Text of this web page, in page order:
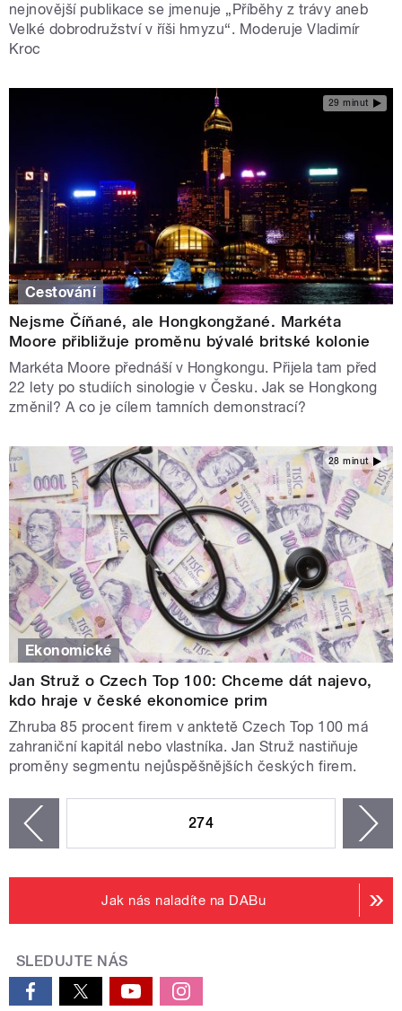
nejnovější publikace se jmenuje „Příběhy z trávy aneb
Velké dobrodružství v říši hmyzu“. Moderuje Vladimír
Kroc
29 minut
Cestování
Nejsme Číňané, ale Hongkongžané. Markéta
Moore přibližuje proměnu bývalé britské kolonie
Markéta Moore přednáší v Hongkongu. Přijela tam před
22 lety po studiích sinologie v Česku. Jak se Hongkong
změnil? A co je cílem tamních demonstrací?
28 minut
Ekonomické
Jan Struž o Czech Top 100: Chceme dát najevo,
kdo hraje v české ekonomice prim
Zhruba 85 procent firem v anktetě Czech Top 100 má
zahraniční kapitál nebo vlastníka. Jan Struž nastiňuje
proměny segmentu nejůspěšnějších českých firem.
274
Jak nás naladíte na DABu
SLEDUJTE NÁS